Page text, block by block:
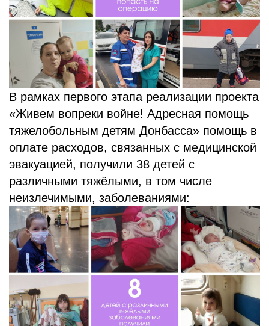
В рамках первого этапа реализации проекта
«Живем вопреки войне! Адресная помощь
тяжелобольным детям Донбасса» помощь в
оплате расходов, связанных с медицинской
эвакуацией, получили 38 детей с
различными тяжёлыми, в том числе
неизлечимыми, заболеваниями: